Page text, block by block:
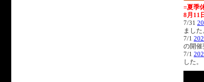
=夏季
8月11
7/31
ました
7/1
の開催
7/1
した。
6/29